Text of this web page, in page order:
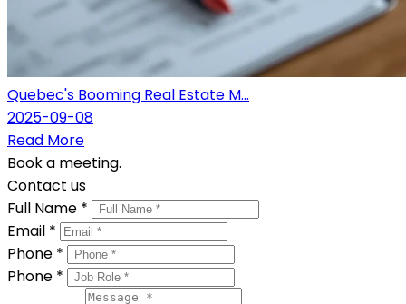
Quebec's Booming Real Estate M...
2025-09-08
Read More
Book a meeting.
Contact us
Full Name *
Email *
Phone *
Phone *